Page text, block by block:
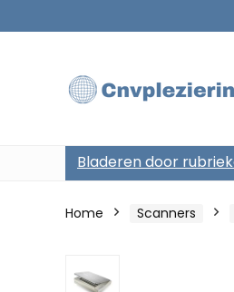
Bladeren door
Home Scanners